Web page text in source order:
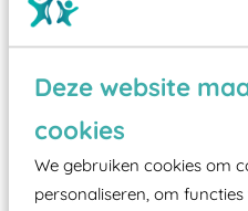
Deze website
cookies
We gebruiken cookies om
personaliseren, om
Wist je dat:
Vanaf een valhoogte
valondergrond onder
zoals kunstgras,